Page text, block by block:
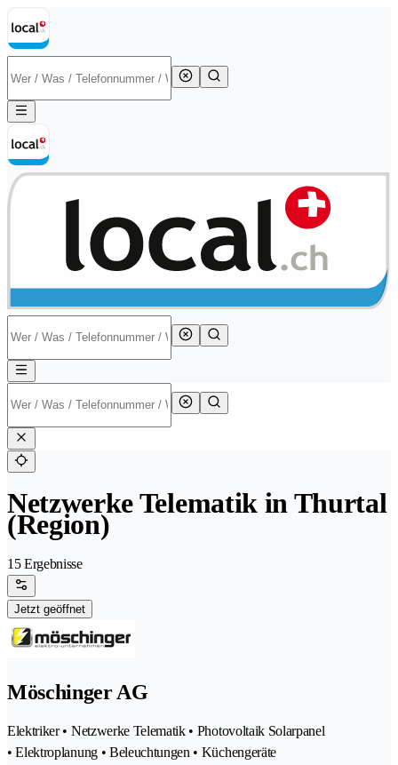
Netzwerke Telematik in Thurtal
(Region)
15 Ergebnisse
Jetzt geöffnet
Möschinger AG
Elektriker • Netzwerke Telematik • Photovoltaik Solarpanel
• Elektroplanung • Beleuchtungen • Küchengeräte